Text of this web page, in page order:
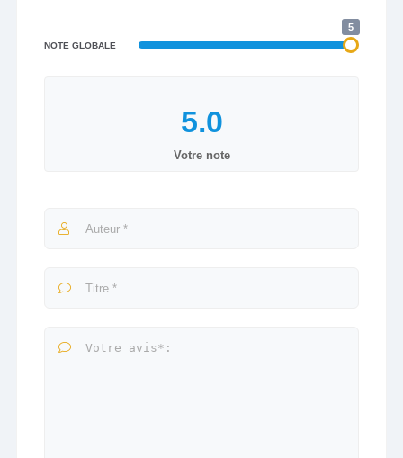
NOTE GLOBALE
5
Votre note